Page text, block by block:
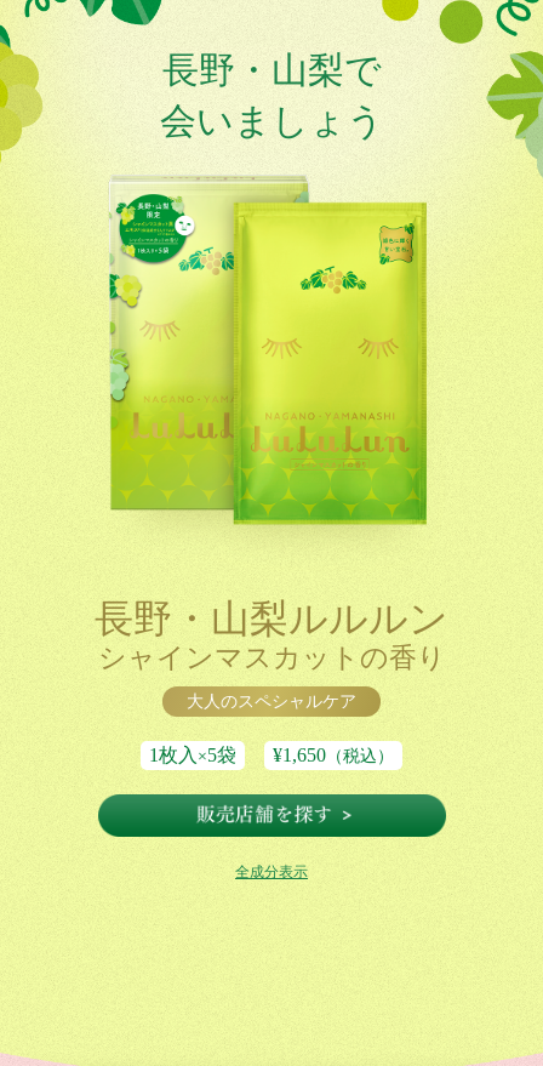
長野・山梨で
会いましょう
長野・山梨ルルルン
シャインマスカットの香り
大人のスペシャルケア
1枚入 ×5袋 ¥1,650 （税込）
全成分表示